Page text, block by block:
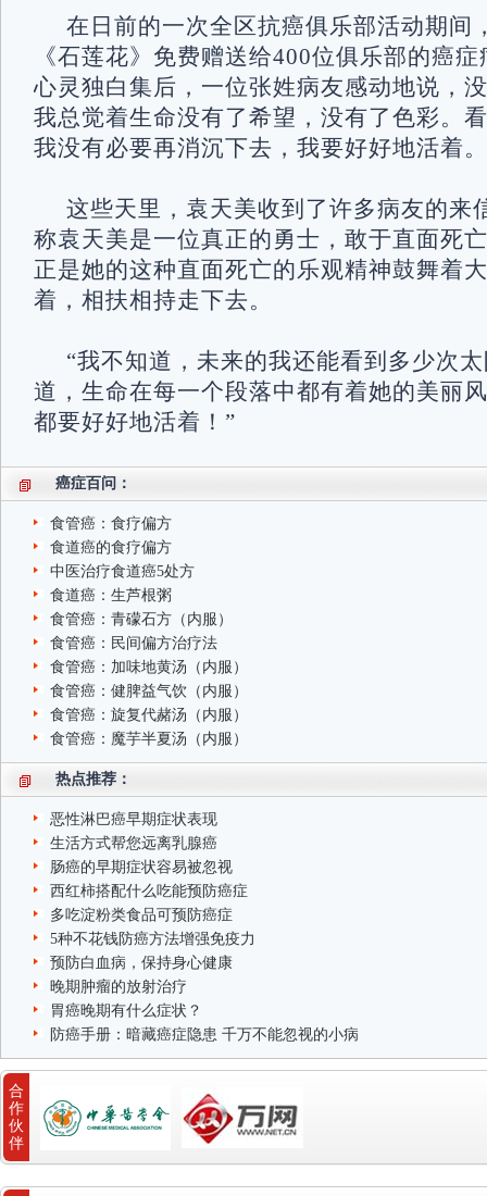
在日前的一次全区抗癌俱乐部活动期间
《石莲花》免费赠送给400位俱乐部的癌
心灵独白集后，一位张姓病友感动地说，
我总觉着生命没有了希望，没有了色彩。
我没有必要再消沉下去，我要好好地活着。
这些天里，袁天美收到了许多病友的来
称袁天美是一位真正的勇士，敢于直面死
正是她的这种直面死亡的乐观精神鼓舞着
着，相扶相持走下去。
“我不知道，未来的我还能看到多少次
道，生命在每一个段落中都有着她的美丽
都要好好地活着！”
癌症百问：
食管癌：食疗偏方
食道癌的食疗偏方
中医治疗食道癌5处方
食道癌：生芦根粥
食管癌：青礞石方（内服）
食管癌：民间偏方治疗法
食管癌：加味地黄汤（内服）
食管癌：健脾益气饮（内服）
食管癌：旋复代赭汤（内服）
食管癌：魔芋半夏汤（内服）
热点推荐：
恶性淋巴癌早期症状表现
生活方式帮您远离乳腺癌
肠癌的早期症状容易被忽视
西红柿搭配什么吃能预防癌症
多吃淀粉类食品可预防癌症
5种不花钱防癌方法增强免疫力
预防白血病，保持身心健康
晚期肿瘤的放射治疗
胃癌晚期有什么症状？
防癌手册：暗藏癌症隐患 千万不能忽视的小病
合
作
伙
伴